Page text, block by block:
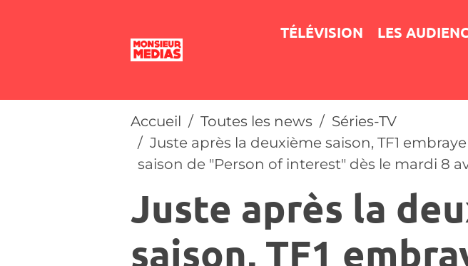
TÉLÉVISION LES
Accueil Toutes les news
Séries-TV
Juste après la deuxième saison, TF1
saison de "Person of interest" dès le mardi 8
Juste après la
saison, TF1